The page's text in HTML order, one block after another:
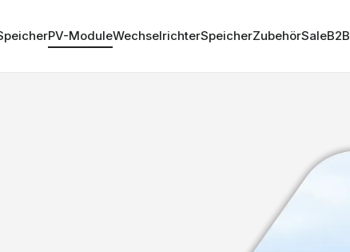
PV-ModuleWechselrichterSpeicherZubehörSaleB2B